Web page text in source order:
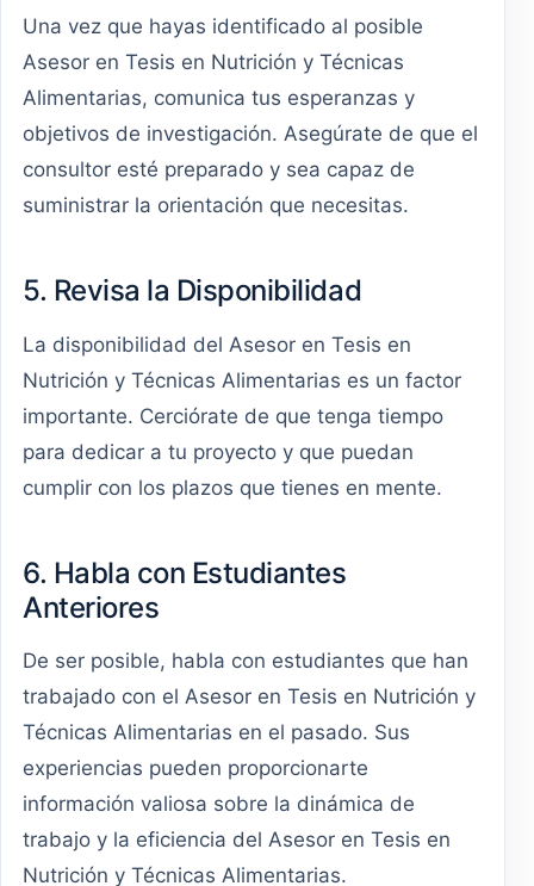
Una vez que hayas identificado al posible
Asesor en Tesis en Nutrición y Técnicas
Alimentarias, comunica tus esperanzas y
objetivos de investigación. Asegúrate de que el
consultor esté preparado y sea capaz de
suministrar la orientación que necesitas.
5. Revisa la Disponibilidad
La disponibilidad del Asesor en Tesis en
Nutrición y Técnicas Alimentarias es un factor
importante. Cerciórate de que tenga tiempo
para dedicar a tu proyecto y que puedan
cumplir con los plazos que tienes en mente.
6. Habla con Estudiantes
Anteriores
De ser posible, habla con estudiantes que han
trabajado con el Asesor en Tesis en Nutrición y
Técnicas Alimentarias en el pasado. Sus
experiencias pueden proporcionarte
información valiosa sobre la dinámica de
trabajo y la eficiencia del Asesor en Tesis en
Nutrición y Técnicas Alimentarias.